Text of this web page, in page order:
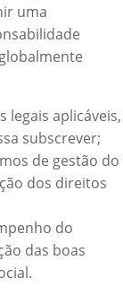
uma
aplicáveis,
subscrever;
de gestão do
dos direitos
do
das boas